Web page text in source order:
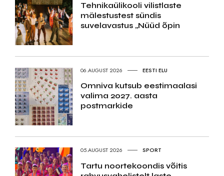
Tehnikaülikooli vilistlaste
mälestustest sündis
suvelavastus „Nüüd õpin
06.AUGUST 2026 EESTI ELU
Omniva kutsub eestimaalasi
valima 2027. aasta
postmarkide
05.AUGUST 2026 SPORT
Tartu noortekoondis võitis